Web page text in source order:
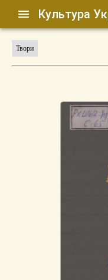
Культура
Твори